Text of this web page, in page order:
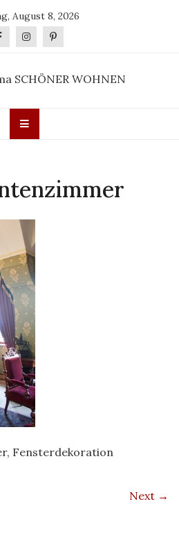
August 8, 2026
SCHÖNER WOHNEN
Fensterdekoration
Next →